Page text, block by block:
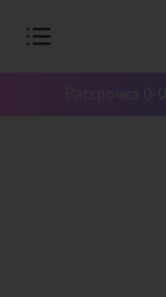
Рассрочка